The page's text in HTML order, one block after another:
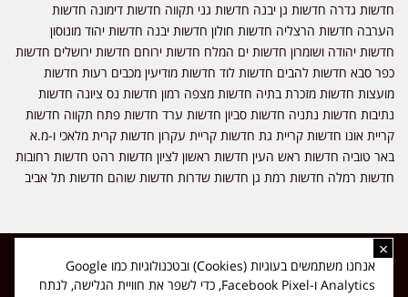
חדשות גדרה חדשות גן יבנה חדשות גני תקווה חדשות דימונה חדשות
הערבה חדשות הרצליה חדשות חולון חדשות יבנה חדשות יהוד מונוסון
חדשות יהודה ושומרון חדשות ים המלח חדשות ירוחם חדשות ירושלים חדשות
כפר סבא חדשות להבים חדשות לוד חדשות מודיעין מכבים רעות חדשות
מועצות חדשות מזכרת בתיה חדשות מצפה רמון חדשות נס ציונה חדשות
נתיבות חדשות נתניה חדשות סביון חדשות ערד חדשות פתח תקווה חדשות
קריית אונו חדשות קריית גת חדשות קריית עקרון חדשות קרית מלאכי ו-מ.א
באר טוביה חדשות ראש העין חדשות ראשון לציון חדשות רהט חדשות רחובות
חדשות רמלה חדשות רמת גן חדשות שדרות חדשות שוהם חדשות תל אביב
כל הזכויות שמורות ל-ליזה ללוצאשווילי - חדשות אפס שמונה - דיווחים בזמן
אמת, נוסד בשנת 2019 | טל' לפרסומים 054-9759222 מייל מערכת
news08.net@gmail.com
×
אנחנו משתמשים בעוגיות (Cookies) ובטכנולוגיות כמו Google
Analytics ו-Facebook Pixel, כדי לשפר את חוויית הגלישה, לנתח